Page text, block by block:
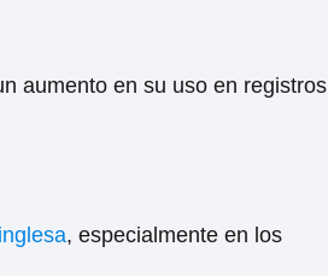
aumento en su uso en registros
, especialmente en los